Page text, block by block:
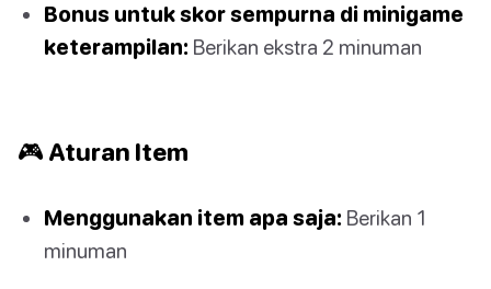
Bonus untuk skor sempurna di minigame
keterampilan: Berikan ekstra 2 minuman
🎮 Aturan Item
Menggunakan item apa saja: Berikan 1
minuman